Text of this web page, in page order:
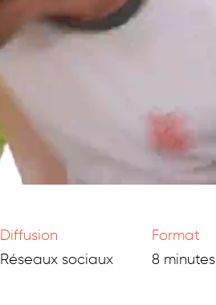
Diffusion
Réseaux sociaux
Format
8 minutes